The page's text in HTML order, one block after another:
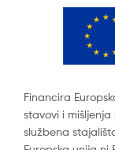
Financira
stavovi i
službena